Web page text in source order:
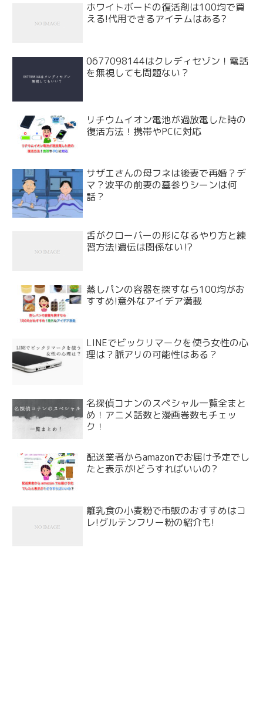
ホワイトボードの復活剤は100均で買
える!代用できるアイテムはある?
0677098144はクレディセゾン！電話
を無視しても問題ない？
リチウムイオン電池が過放電した時の
復活方法！携帯やPCに対応
サザエさんの母フネは後妻で再婚？デ
マ？波平の前妻の墓参りシーンは何
話？
舌がクローバーの形になるやり方と練
習方法!遺伝は関係ない⁉
蒸しパンの容器を探すなら100均がお
すすめ!意外なアイデア満載
LINEでビックリマークを使う女性の心
理は？脈アリの可能性はある？
名探偵コナンのスペシャル一覧全まと
め！アニメ話数と漫画巻数もチェッ
ク！
配送業者からamazonでお届け予定でし
たと表示が!どうすればいいの?
離乳食の小麦粉で市販のおすすめはコ
レ!グルテンフリー粉の紹介も!